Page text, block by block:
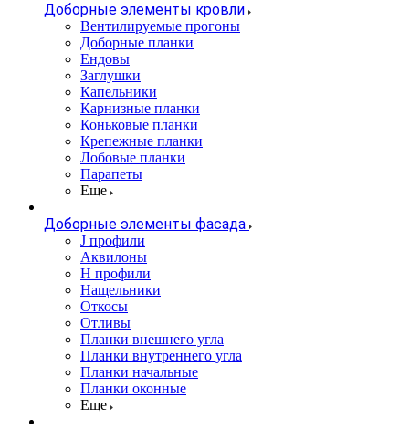
Доборные элементы кровли
Вентилируемые прогоны
Доборные планки
Ендовы
Заглушки
Капельники
Карнизные планки
Коньковые планки
Крепежные планки
Лобовые планки
Парапеты
Еще
Доборные элементы фасада
J профили
Аквилоны
Н профили
Нащельники
Откосы
Отливы
Планки внешнего угла
Планки внутреннего угла
Планки начальные
Планки оконные
Еще